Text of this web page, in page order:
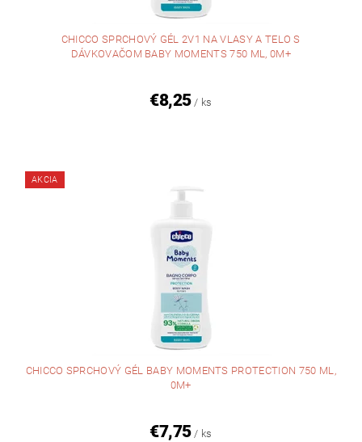
CHICCO SPRCHOVÝ GÉL 2V1 NA VLASY A TELO S
DÁVKOVAČOM BABY MOMENTS 750 ML, 0M+
€8,25 / ks
AKCIA
CHICCO SPRCHOVÝ GÉL BABY MOMENTS PROTECTION 750 ML,
0M+
€7,75 / ks